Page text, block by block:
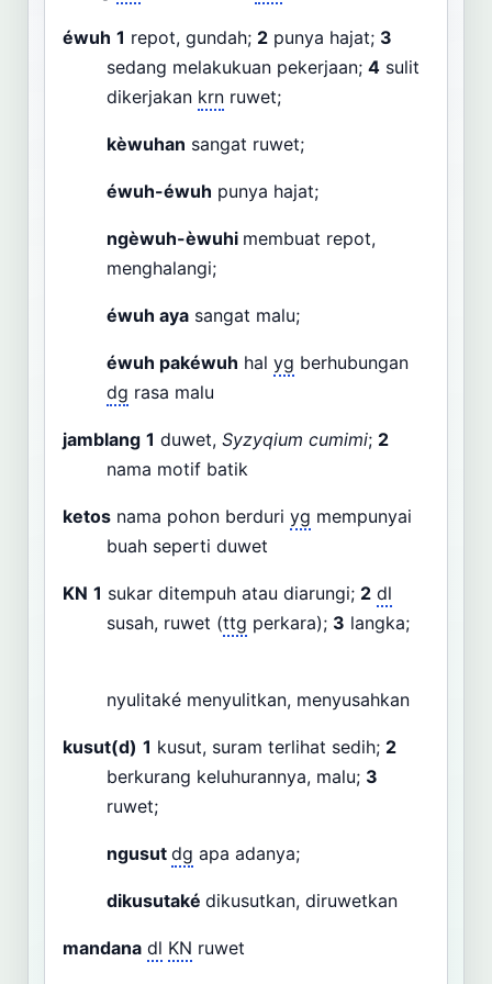
éwuh 1 repot, gundah; 2 punya hajat; 3
sedang melakukuan pekerjaan; 4 sulit
dikerjakan krn ruwet;
kèwuhan sangat ruwet;
éwuh-éwuh punya hajat;
ngèwuh-èwuhi membuat repot,
menghalangi;
éwuh aya sangat malu;
éwuh pakéwuh hal yg berhubungan
dg rasa malu
jamblang 1 duwet, Syzyqium cumimi; 2
nama motif batik
ketos nama pohon berduri yg mempunyai
buah seperti duwet
KN 1 sukar ditempuh atau diarungi; 2 dl
susah, ruwet (ttg perkara); 3 langka;
nyulitaké menyulitkan, menyusahkan
kusut(d) 1 kusut, suram terlihat sedih; 2
berkurang keluhurannya, malu; 3
ruwet;
ngusut dg apa adanya;
dikusutaké dikusutkan, diruwetkan
mandana dl KN ruwet